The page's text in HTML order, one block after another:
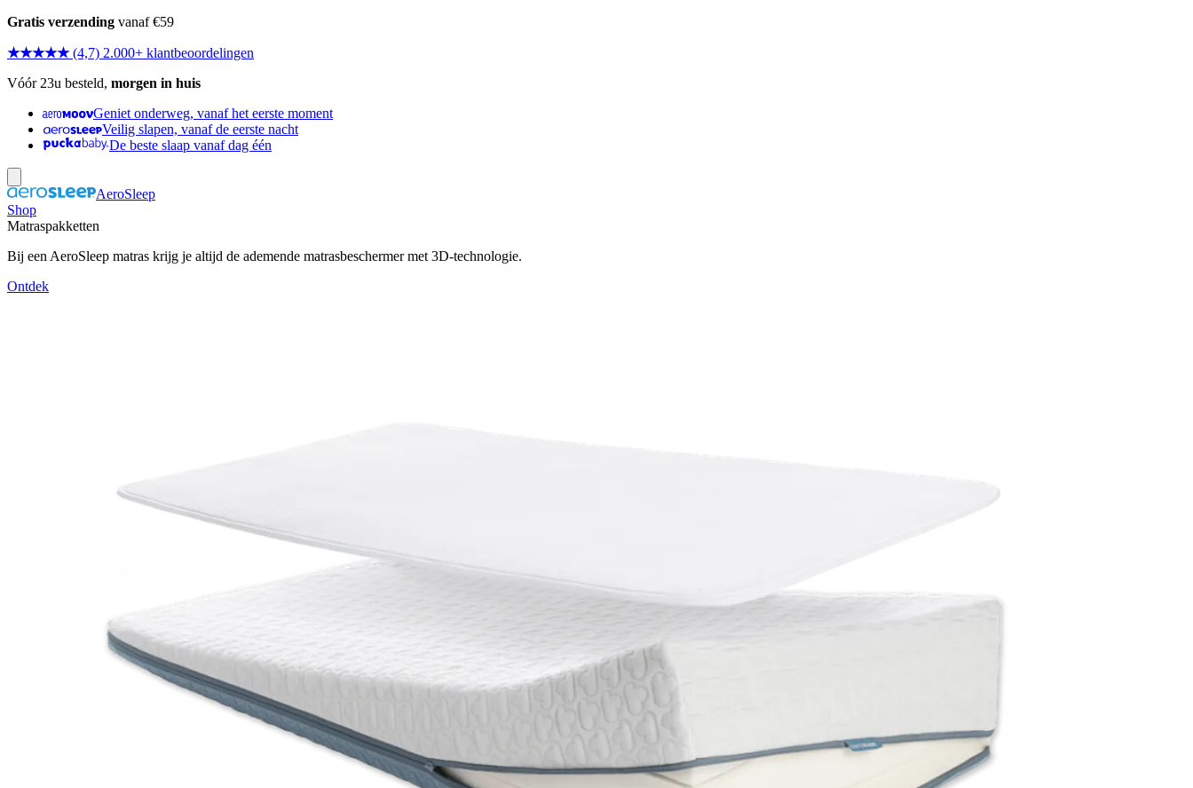
Gratis verzending vanaf €59
★★★★★ (4,7) 2.000+ klantbeoordelingen
Vóór 23u besteld, morgen in huis
Geniet onderweg, vanaf het eerste moment
Veilig slapen, vanaf de eerste nacht
De beste slaap vanaf dag één
AeroSleep
Shop
Matraspakketten
Bij een AeroSleep matras krijg je altijd de ademende matrasbeschermer met 3D-technologie.
Ontdek